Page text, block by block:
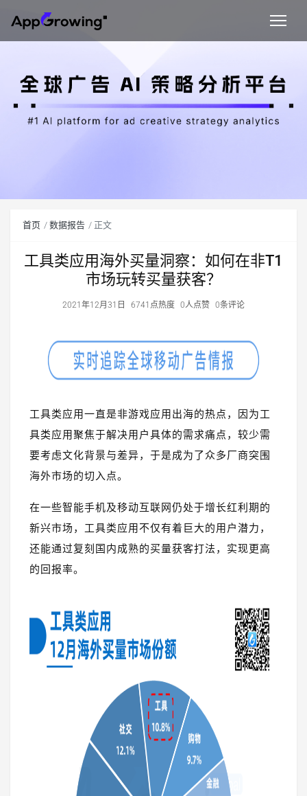
首页 数据报告 正文
工具类应用海外买量洞察：如何在非T1
市场玩转买量获客？
2021年12月31日 6741点热度 0人点赞 0条评论
工具类应用一直是非游戏应用出海的热点，因为工
具类应用聚焦于解决用户具体的需求痛点，较少需
要考虑文化背景与差异，于是成为了众多厂商突围
海外市场的切入点。
在一些智能手机及移动互联网仍处于增长红利期的
新兴市场，工具类应用不仅有着巨大的用户潜力，
还能通过复刻国内成熟的买量获客打法，实现更高
的回报率。